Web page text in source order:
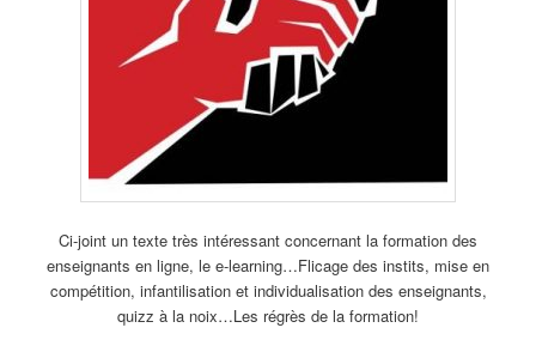
Ci-joint un texte très intéressant concernant la formation des
enseignants en ligne, le e-learning…Flicage des instits, mise en
compétition, infantilisation et individualisation des enseignants,
quizz à la noix…Les régrès de la formation!